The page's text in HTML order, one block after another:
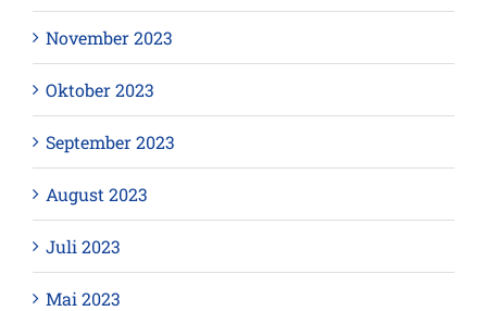
November 2023
Oktober 2023
September 2023
August 2023
Juli 2023
Mai 2023